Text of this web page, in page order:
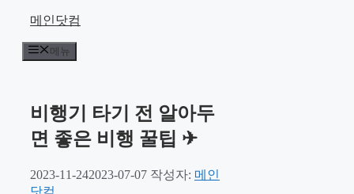
메인닷컴
메뉴
비행기 타기 전 알아두
면 좋은 비행 꿀팁 ✈
2023-11-242023-07-07 작성자: 메인